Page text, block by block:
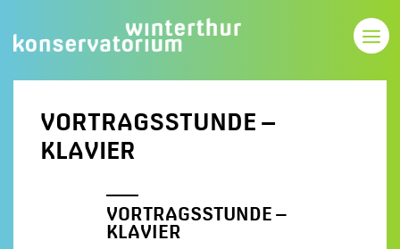
VORTRAGSSTUNDE –
KLAVIER
VORTRAGSSTUNDE –
KLAVIER